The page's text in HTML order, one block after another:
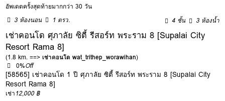
อัพเดตครั้งสุดท้ายมากกว่า 30 วัน
3 ห้องนอน
1 ตรว. 4 ชั้น 3 ห้องน้ำ
เช่าคอนโด ศุภาลัย ซิตี้ รีสอร์ท พระราม 8 [Supalai City
Resort Rama 8]
(1.8 km. ==>เช่าคอนโด wat_trithep_worawihan)
0%Off
[58565] เช่าคอนโด 1 ปี ศุภาลัย ซิตี้ รีสอร์ท พระราม 8 [Supalai City
Resort Rama 8]
เช่า12,000 ฿